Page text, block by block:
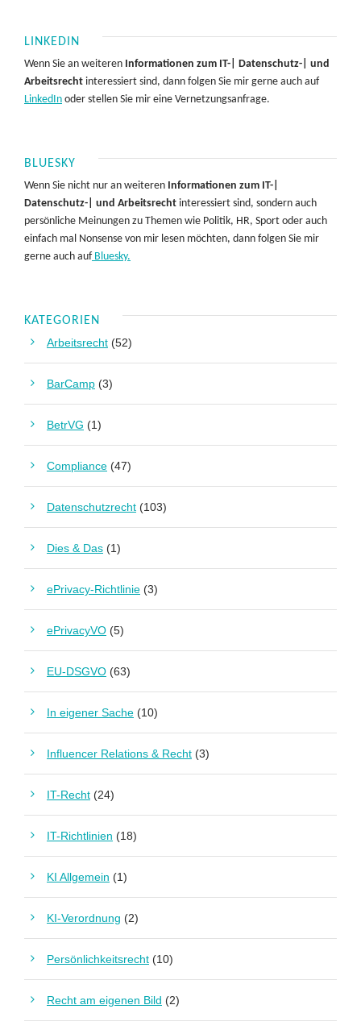
LINKEDIN
Wenn Sie an weiteren Informationen zum IT-| Datenschutz-| und
Arbeitsrecht interessiert sind, dann folgen Sie mir gerne auch auf
LinkedIn oder stellen Sie mir eine Vernetzungsanfrage.
BLUESKY
Wenn Sie nicht nur an weiteren Informationen zum IT-|
Datenschutz-| und Arbeitsrecht interessiert sind, sondern auch
persönliche Meinungen zu Themen wie Politik, HR, Sport oder auch
einfach mal Nonsense von mir lesen möchten, dann folgen Sie mir
gerne auch aufBluesky.
KATEGORIEN
Arbeitsrecht (52)
BarCamp (3)
BetrVG (1)
Compliance (47)
Datenschutzrecht (103)
Dies & Das (1)
ePrivacy-Richtlinie (3)
ePrivacyVO (5)
EU-DSGVO (63)
In eigener Sache (10)
Influencer Relations & Recht (3)
IT-Recht (24)
IT-Richtlinien (18)
KI Allgemein (1)
KI-Verordnung (2)
Persönlichkeitsrecht (10)
Recht am eigenen Bild (2)